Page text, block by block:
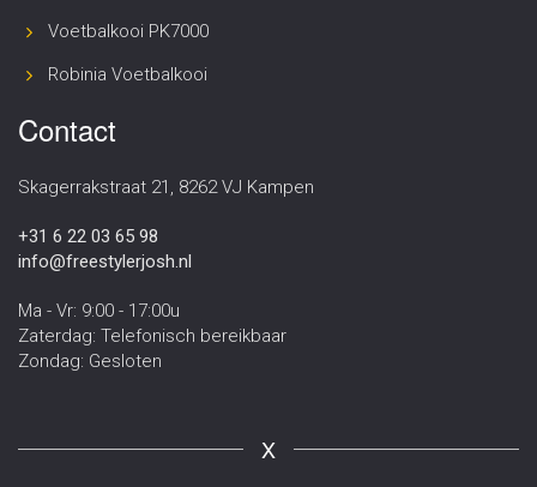
Voetbalkooi PK7000
Robinia Voetbalkooi
Contact
Skagerrakstraat 21, 8262 VJ Kampen
+31 6 22 03 65 98
info@freestylerjosh.nl
Ma - Vr: 9:00 - 17:00u
Zaterdag: Telefonisch bereikbaar
Zondag: Gesloten
X